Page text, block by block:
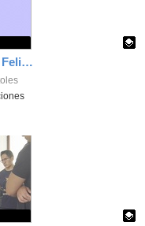
Por ahí 50 aniversario IES Felipe Trigo